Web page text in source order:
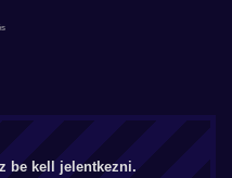
be kell jelentkezni.